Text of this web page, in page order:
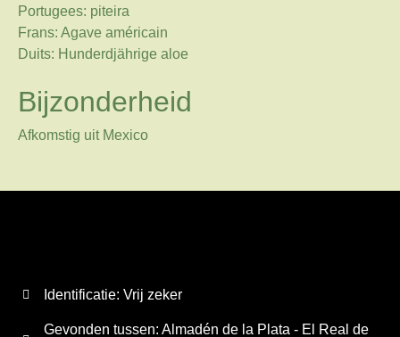
Portugees: piteira
Frans: Agave américain
Duits: Hunderdjährige aloe
Bijzonderheid
Afkomstig uit Mexico
Identificatie: Vrij zeker
Gevonden tussen: Almadén de la Plata - El Real de